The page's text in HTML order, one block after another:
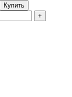
Купить
+